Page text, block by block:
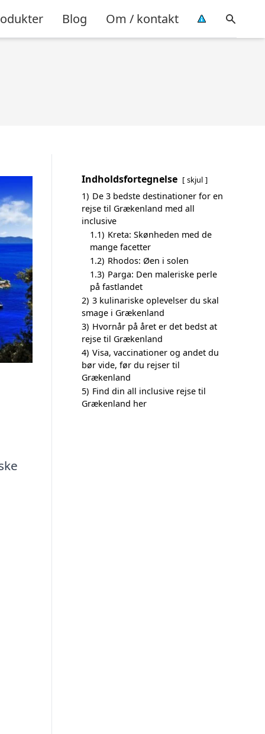
Blog Om / kontakt
Indholdsfortegnelse skjul
1) De 3 bedste destinationer for en
rejse til Grækenland med all
inclusive
1.1) Kreta: Skønheden med de
mange facetter
1.2) Rhodos: Øen i solen
1.3) Parga: Den maleriske perle
på fastlandet
2) 3 kulinariske oplevelser du skal
smage i Grækenland
3) Hvornår på året er det bedst at
rejse til Grækenland
4) Visa, vaccinationer og andet du
bør vide, før du rejser til
Grækenland
5) Find din all inclusive rejse til
Grækenland her